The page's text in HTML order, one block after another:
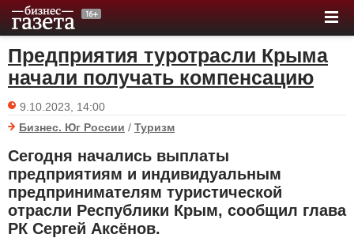
Предприятия туротрасли Крыма
начали получать компенсацию
9.10.2023, 14:00
Бизнес. Юг России / Туризм
Сегодня начались выплаты
предприятиям и индивидуальным
предпринимателям туристической
отрасли Республики Крым, сообщил глава
РК Сергей Аксёнов.